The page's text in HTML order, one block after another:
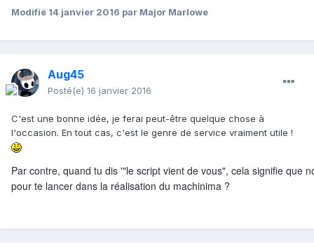
Modifié 14 janvier 2016 par Major Marlowe
Aug45
Posté(e) 16 janvier 2016
C'est une bonne idée, je ferai peut-être quelque chose à
l'occasion. En tout cas, c'est le genre de service vraiment utile !
Par contre, quand tu dis '"le script vient de vous", cela signifie que
pour te lancer dans la réalisation du machinima ?